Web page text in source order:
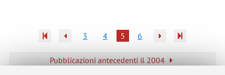
3 4 5 6
Pubblicazioni antecedenti il 2004